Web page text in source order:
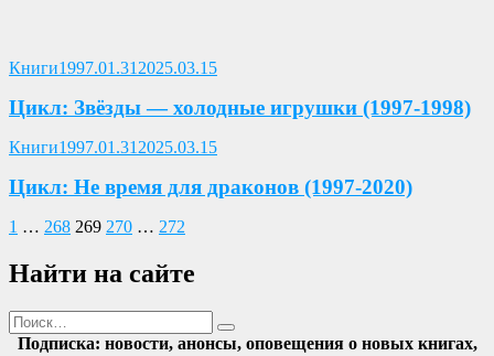
КнигиОпубликовано
1997.01.31 2025.03.15
Цикл: Звёзды — холодные игрушки (1997-1998)
КнигиОпубликовано
1997.01.31 2025.03.15
Цикл: Не время для драконов (1997-2020)
Пагинация
записей
Предыдущая
Страница
1 … Страница
268 Страница
269 Страница
270 … Страница
272
Найти на сайте
Поиск
Найти
Подписка: новости, анонсы, оповещения о новых книгах,